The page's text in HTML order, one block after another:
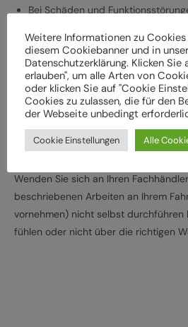
Bei Schäden und
überprüft werden
Lassen Sie das Fahrrad
Herstellervorgaben regelmäßig
überprüfen und warten, um
verschleißbedingt, zu vermeiden
Halten Sie die angegebenen
Montage von Bauteilen ein
Wenden Sie sich an Ihren
beschriebenen Arbeiten an Ihrem
vornehmen) nicht selbst durchführen
fühlen oder nicht über die richtigen
Weitere Informationen zu
diesem Cookiebanner und in
Datenschutzerklärung. Klicken Sie
erlauben", um alle Arten von
oder klicken Sie auf "Cookie
Cookies zu zulassen, die für den
der Webseite unbedingt
Cookie Einstellungen Alle